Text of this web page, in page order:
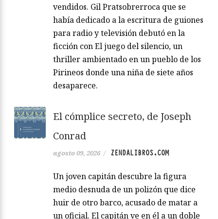
vendidos. Gil Pratsobrerroca que se
había dedicado a la escritura de guiones
para radio y televisión debutó en la
ficción con El juego del silencio, un
thriller ambientado en un pueblo de los
Pirineos donde una niña de siete años
desaparece.
El cómplice secreto, de Joseph
Conrad
agosto 09, 2026 / ZENDALIBROS.COM
Un joven capitán descubre la figura
medio desnuda de un polizón que dice
huir de otro barco, acusado de matar a
un oficial. El capitán ve en él a un doble